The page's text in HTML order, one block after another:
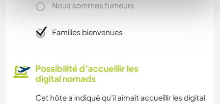
Nous sommes fumeurs
Familles bienvenues
Possibilité d’accueillir les
digital nomads
Cet hôte a indiqué qu’il aimait accueillir les digital